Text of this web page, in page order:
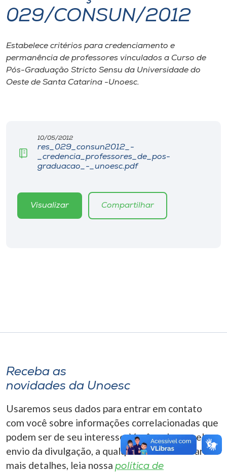
I.nova
Diplomados
Cultura
Biblioteca
Editora
Rádio
o idioma
A+
A-
029/CONSUN/2012
Estabelece critérios para credenciamento e
permanência de professores vinculados a Curso de
Pós-Graduação Stricto Sensu da Universidade do
Oeste de Santa Catarina -Unoesc.
10/05/2012
res_029_consun2012_-
_credencia_professores_de_pos-
graduacao_-_unoesc.pdf
Visualizar Compartilhar
Receba as
novidades da Unoesc
Usaremos seus dados para entrar em contato
com você sobre informações correlacionadas que
podem ser de seu interesse. Você pode cancelar o
envio da divulgação, a qualquer momento. Para
mais detalhes, leia nossa política de